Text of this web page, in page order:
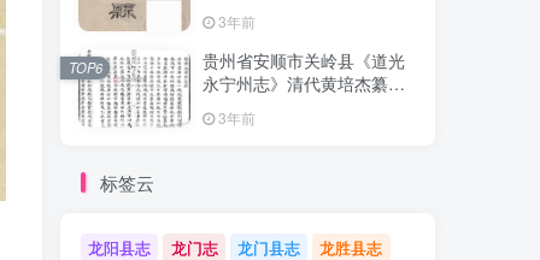
载3年前
贵州省安顺市关岭县《道光
永宁州志》清代黄培杰纂修
3年前
TOP6
标签云
龙阳县志 龙门志 龙门县志
龙胜县志